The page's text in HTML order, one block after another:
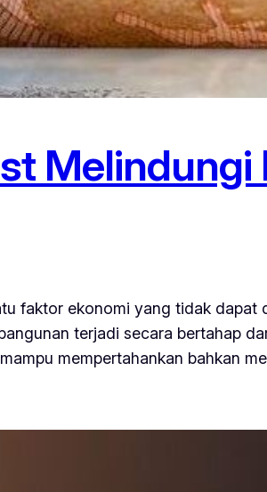
Melindungi
faktor ekonomi yang tidak
terjadi secara bertahap
mempertahankan bahkan